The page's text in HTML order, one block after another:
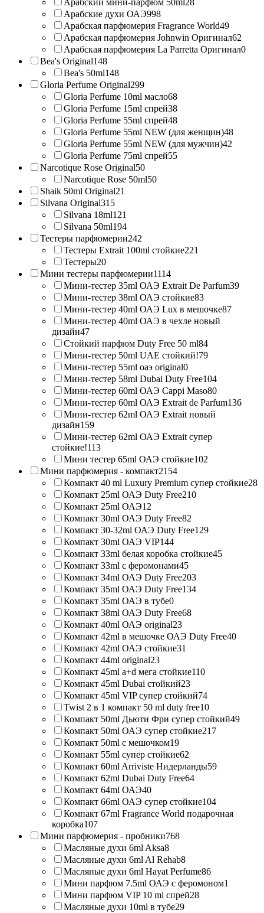
Арабский мини-парфюм 50ml 28
Арабские духи ОАЭ998
Арабская парфюмерия Fragrance World49
Арабская парфюмерия Johnwin Оригинал62
Арабская парфюмерия La Parretta Оригинал0
Bea's Original148
Bea's 50ml148
Gloria Perfume Original299
Gloria Perfume 10ml масло68
Gloria Perfume 15ml спрей38
Gloria Perfume 55ml спрей48
Gloria Perfume 55ml NEW (для женщин)48
Gloria Perfume 55ml NEW (для мужчин)42
Gloria Perfume 75ml спрей55
Narcotique Rose Original50
Narcotique Rose 50ml50
Shaik 50ml Original21
Silvana Original315
Silvana 18ml121
Silvana 50ml194
Тестеры парфюмерии242
Тестеры Extrait 100ml стойкие221
Тестеры20
Мини тестеры парфюмерии1114
Мини-тестер 35ml ОАЭ Extrait De Parfum39
Мини-тестер 38ml ОАЭ стойкие83
Мини-тестер 40ml ОАЭ Lux в мешочке87
Мини-тестер 40ml ОАЭ в чехле новый
дизайн47
Стойкий парфюм Duty Free 50 ml84
Мини-тестер 50ml UAE стойкий!79
Мини-тестер 55ml оаэ original0
Мини-тестер 58ml Dubai Duty Free104
Мини-тестер 60ml ОАЭ Cappi Maso80
Мини-тестер 60ml ОАЭ Extrait de Parfum136
Мини-тестер 62ml ОАЭ Extrait новый
дизайн159
Мини-тестер 62ml ОАЭ Extrait супер
стойкие!113
Мини тестер 65ml ОАЭ стойкие102
Мини парфюмерия - компакт2154
Компакт 40 ml Luxury Premium супер стойкие28
Компакт 25ml ОАЭ Duty Free210
Компакт 25ml ОАЭ12
Компакт 30ml ОАЭ Duty Free82
Компакт 30-32ml ОАЭ Duty Free129
Компакт 30ml ОАЭ VIP144
Компакт 33ml белая коробка стойкие45
Компакт 33ml с феромонами45
Компакт 34ml ОАЭ Duty Free203
Компакт 35ml ОАЭ Duty Free134
Компакт 35ml ОАЭ в тубе0
Компакт 38ml ОАЭ Duty Free68
Компакт 40ml ОАЭ original23
Компакт 42ml в мешочке ОАЭ Duty Free40
Компакт 42ml ОАЭ стойкие31
Компакт 44ml original23
Компакт 45ml a+d мега стойкие110
Компакт 45ml Dubai стойкий23
Компакт 45ml VIP супер стойкий74
Twist 2 в 1 компакт 50 ml duty free10
Компакт 50ml Дьюти Фри супер стойкий49
Компакт 50ml ОАЭ супер стойкие217
Компакт 50ml с мешочком19
Компакт 55ml супер стойкие62
Компакт 60ml Arriviste Нидерланды59
Компакт 62ml Dubai Duty Free64
Компакт 64ml ОАЭ40
Компакт 66ml ОАЭ супер стойкие104
Компакт 67ml Fragrance World подарочная
коробка107
Мини парфюмерия - пробники768
Масляные духи 6ml Aksa8
Масляные духи 6ml Al Rehab8
Масляные духи 6ml Hayat Perfume86
Мини парфюм 7.5ml ОАЭ с феромоном1
Мини парфюм VIP 10 ml спрей28
Масляные духи 10ml в тубе29